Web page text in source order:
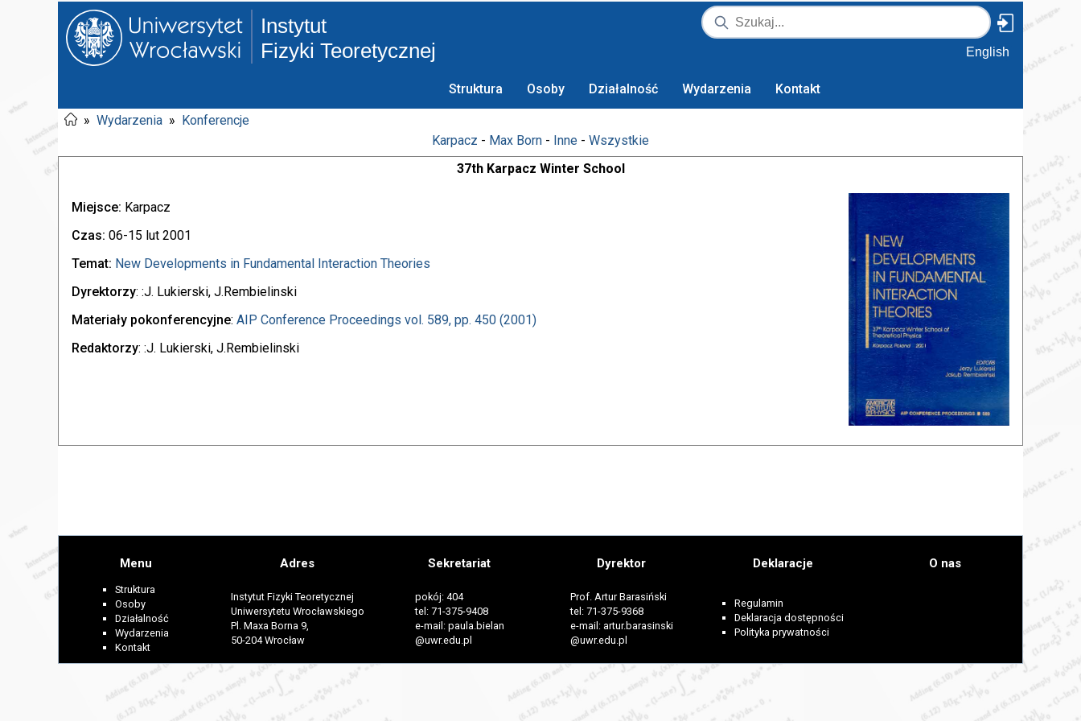
Instytut
Fizyki Teoretycznej
English
Struktura Osoby Działalność Wydarzenia Kontakt
» Wydarzenia » Konferencje
Karpacz - Max Born - Inne - Wszystkie
37th Karpacz Winter School
Miejsce: Karpacz
Czas: 06-15 lut 2001
Temat: New Developments in Fundamental Interaction Theories
Dyrektorzy: :J. Lukierski, J.Rembielinski
Materiały pokonferencyjne: AIP Conference Proceedings vol. 589, pp. 450 (2001)
Redaktorzy: :J. Lukierski, J.Rembielinski
Menu
Struktura
Osoby
Działalność
Wydarzenia
Kontakt
Adres
Instytut Fizyki Teoretycznej
Uniwersytetu Wrocławskiego
Pl. Maxa Borna 9,
50-204 Wrocław
Sekretariat
pokój: 404
tel: 71-375-9408
e-mail: paula.bielan
@uwr.edu.pl
Dyrektor
Prof. Artur Barasiński
tel: 71-375-9368
e-mail: artur.barasinski
@uwr.edu.pl
Deklaracje
Regulamin
Deklaracja dostępności
Polityka prywatności
O nas